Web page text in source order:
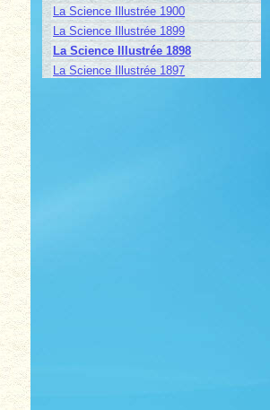
La Science Illustrée 1900
La Science Illustrée 1899
La Science Illustrée 1898
La Science Illustrée 1897